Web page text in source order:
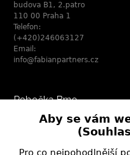
budova B1, 2.patro
110 00 Praha 1
Telefon:
(+420)246063127
Email:
info@fabianpartners.cz
Pobočka Brno
602 00 Brno
Aby se vám
Pro co nejpohodlnější